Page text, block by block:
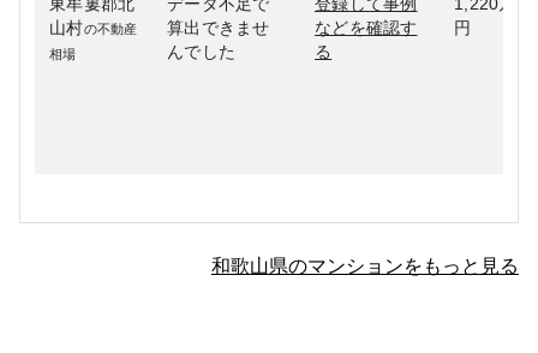
山村の不動産
相場
算出できませ
んでした
などを確認す
る
円
和歌山県のマンションをもっと見る